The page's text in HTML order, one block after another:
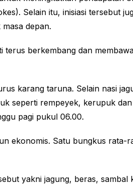
). Selain itu, inisiasi tersebut
depan.
terus berkembang dan
karang taruna. Selain nasi
seperti rempeyek, kerupuk
pagi pukul 06.00.
ekonomis. Satu bungkus rata-
yakni jagung, beras, sambal